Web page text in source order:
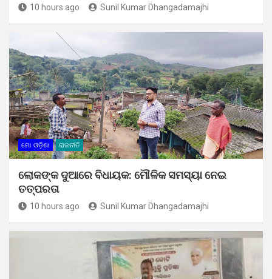
10 hours ago Sunil Kumar Dhangadamajhi
ମୋ ଓଡ଼ିଶା ରାଜନୀତି
ଲୋକଙ୍କ ଦୁଆରେ ବିଧାୟକ: ମୌଳିକ ସମସ୍ୟା ନେଇ
ତତ୍ପରତା
10 hours ago Sunil Kumar Dhangadamajhi